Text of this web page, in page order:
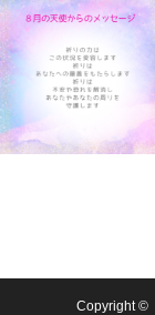
Copyright ©